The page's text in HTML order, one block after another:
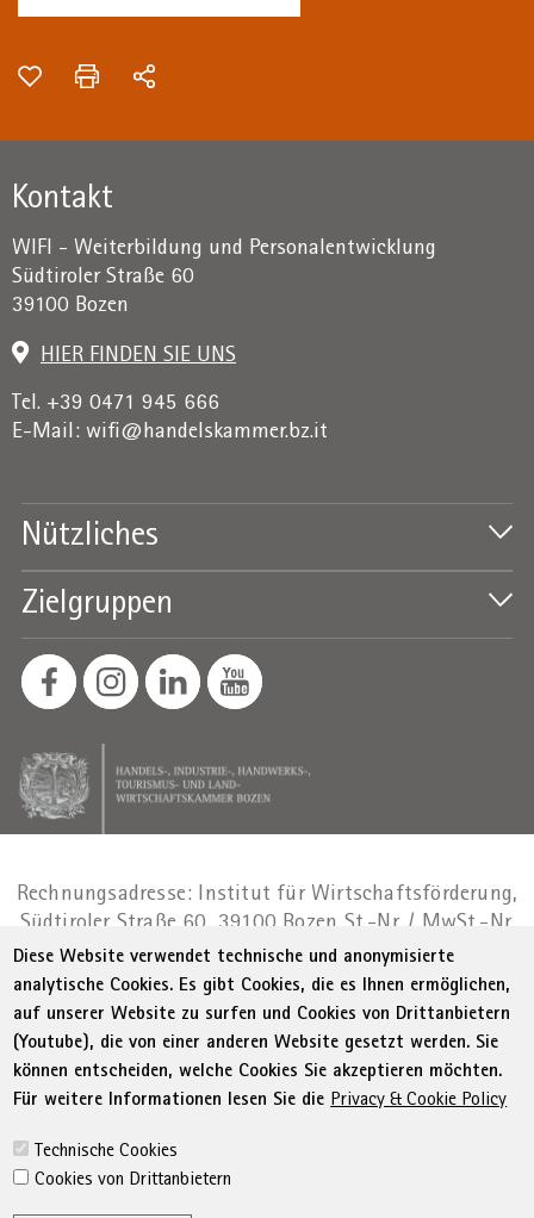
Kontakt
WIFI - Weiterbildung und Personalentwicklung
Südtiroler Straße 60
39100 Bozen
HIER FINDEN SIE UNS
Tel. +39 0471 945 666
E-Mail: wifi@handelskammer.bz.it
Nützliches
Zielgruppen
Rechnungsadresse: Institut für Wirtschaftsförderung,
Südtiroler Straße 60, 39100 Bozen St.-Nr. / MwSt.-Nr.
01716880214|administration-
as@bz.legalmail.camcom.it
Menu Footer
© WIFI Impressum Privacy
AGB
Erklärung zur Barrierefreiheit
Sitemap
Transparente Verwaltung
Cookie Policy
Diese Website verwendet technische und anonymisierte
analytische Cookies. Es gibt Cookies, die es Ihnen ermöglichen,
auf unserer Website zu surfen und Cookies von Drittanbietern
(Youtube), die von einer anderen Website gesetzt werden. Sie
können entscheiden, welche Cookies Sie akzeptieren möchten.
Für weitere Informationen lesen Sie die Privacy & Cookie Policy
Technische Cookies
Cookies von Drittanbietern